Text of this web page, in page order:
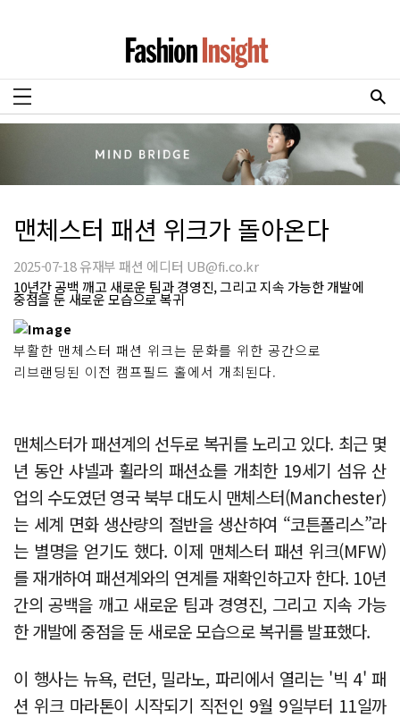
맨체스터 패션 위크가 돌아온다
2025-07-18 유재부 패션 에디터 UB@fi.co.kr
10년간 공백 깨고 새로운 팀과 경영진, 그리고 지속 가능한 개발에
중점을 둔 새로운 모습으로 복귀
부활한 맨체스터 패션 위크는 문화를 위한 공간으로
리브랜딩된 이전 캠프필드 홀에서 개최된다.
맨체스터가 패션계의 선두로 복귀를 노리고 있다. 최근 몇
년 동안 샤넬과 휠라의 패션쇼를 개최한 19세기 섬유 산
업의 수도였던 영국 북부 대도시 맨체스터(Manchester)
는 세계 면화 생산량의 절반을 생산하여 “코튼폴리스”라
는 별명을 얻기도 했다. 이제 맨체스터 패션 위크(MFW)
를 재개하여 패션계와의 연계를 재확인하고자 한다. 10년
간의 공백을 깨고 새로운 팀과 경영진, 그리고 지속 가능
한 개발에 중점을 둔 새로운 모습으로 복귀를 발표했다.
이 행사는 뉴욕, 런던, 밀라노, 파리에서 열리는 '빅 4' 패
션 위크 마라톤이 시작되기 직전인 9월 9일부터 11일까